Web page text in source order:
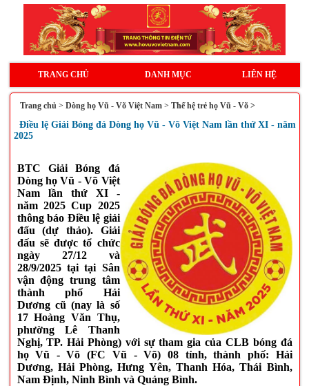
TRANG CHỦ DANH MỤC LIÊN HỆ
Trang chủ > Dòng họ Vũ - Võ Việt Nam> Thế hệ trẻ họ Vũ - Võ >
Điều lệ Giải Bóng đá Dòng họ Vũ - Võ Việt Nam lần thứ XI - năm
2025
BTC Giải Bóng đá
Dòng họ Vũ - Võ Việt
Nam lần thứ XI -
năm 2025 Cup 2025
thông báo Điều lệ giải
đấu (dự thảo). Giải
đấu sẽ được tổ chức
ngày 27/12 và
28/9/2025 tại tại Sân
vận động trung tâm
thành phố Hải
Dương cũ (nay là số
17 Hoàng Văn Thụ,
phường Lê Thanh
Nghị, TP. Hải Phòng) với sự tham gia của CLB bóng đá
họ Vũ - Võ (FC Vũ - Võ) 08 tỉnh, thành phố: Hải
Dương, Hải Phòng, Hưng Yên, Thanh Hóa, Thái Bình,
Nam Định, Ninh Bình và Quảng Bình.